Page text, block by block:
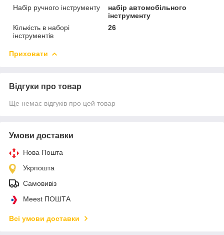
Набір ручного інструменту
набір автомобільного
інструменту
Кількість в наборі
інструментів
26
Приховати
Відгуки про товар
Ще немає відгуків про цей товар
Умови доставки
Нова Пошта
Укрпошта
Самовивіз
Meest ПОШТА
Всі умови доставки